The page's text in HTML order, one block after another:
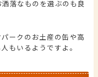
落なものを選ぶのも良
ークのお土産の缶や高
もいるようですよ。